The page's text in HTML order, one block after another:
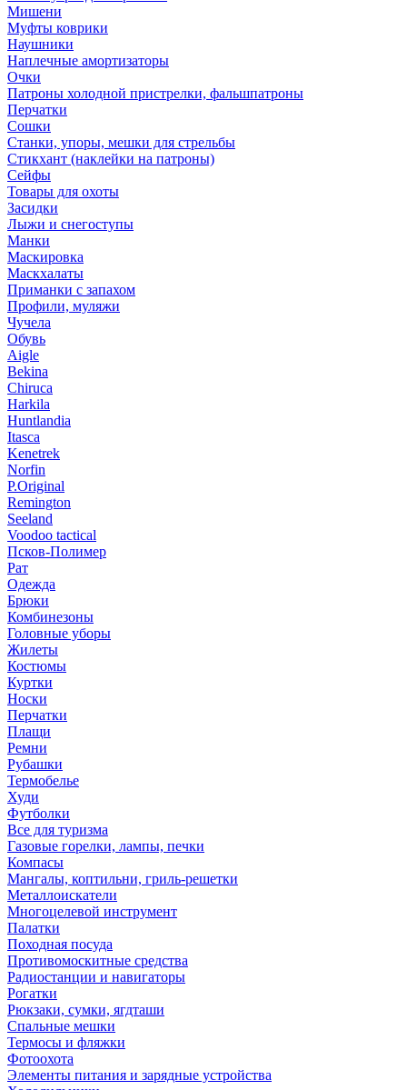
Мишени
Муфты коврики
Наушники
Наплечные амортизаторы
Очки
Патроны холодной пристрелки, фальшпатроны
Перчатки
Сошки
Станки, упоры, мешки для стрельбы
Стикхант (наклейки на патроны)
Сейфы
Товары для охоты
Засидки
Лыжи и снегоступы
Манки
Маскировка
Маскхалаты
Приманки с запахом
Профили, муляжи
Чучела
Обувь
Aigle
Bekina
Chiruсa
Harkila
Huntlandia
Itasca
Kenetrek
Norfin
P.Original
Remington
Seeland
Voodoo tactical
Псков-Полимер
Рат
Одежда
Брюки
Комбинезоны
Головные уборы
Жилеты
Костюмы
Куртки
Носки
Перчатки
Плащи
Ремни
Рубашки
Термобелье
Худи
Футболки
Все для туризма
Газовые горелки, лампы, печки
Компасы
Мангалы, коптильни, гриль-решетки
Металлоискатели
Многоцелевой инструмент
Палатки
Походная посуда
Противомоскитные средства
Радиостанции и навигаторы
Рогатки
Рюкзаки, сумки, ягдташи
Спальные мешки
Термосы и фляжки
Фотоохота
Элементы питания и зарядные устройства